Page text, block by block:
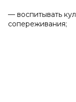
— воспитывать
сопереживания;